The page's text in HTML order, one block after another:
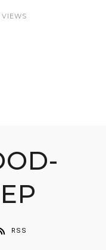
VIEWS
RSS